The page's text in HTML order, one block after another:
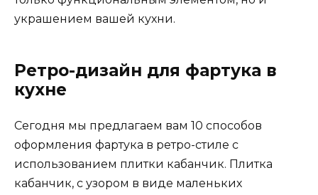
украшением вашей кухни.
Ретро-дизайн для фартука в
кухне
Сегодня мы предлагаем вам 10 способов
оформления фартука в ретро-стиле с
использованием плитки кабанчик. Плитка
кабанчик, с узором в виде маленьких